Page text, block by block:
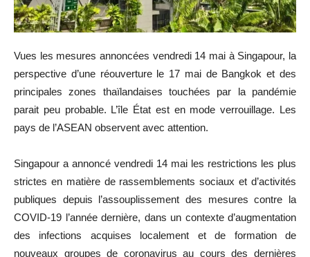
Vues les mesures annoncées vendredi 14 mai à Singapour, la
perspective d’une réouverture le 17 mai de Bangkok et des
principales zones thaïlandaises touchées par la pandémie
parait peu probable. L’île État est en mode verrouillage. Les
pays de l’ASEAN observent avec attention.
Singapour a annoncé vendredi 14 mai les restrictions les plus
strictes en matière de rassemblements sociaux et d’activités
publiques depuis l’assouplissement des mesures contre la
COVID-19 l’année dernière, dans un contexte d’augmentation
des infections acquises localement et de formation de
nouveaux groupes de coronavirus au cours des dernières